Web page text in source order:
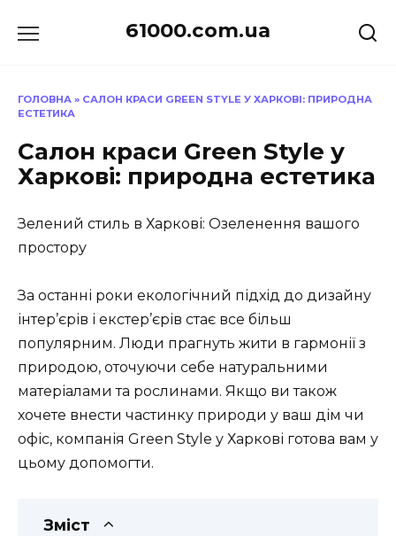
до
61000.com.ua
ГОЛОВНА » САЛОН КРАСИ GREEN STYLE У ХАРКОВІ: ПРИРОДНА
ЕСТЕТИКА
Салон краси Green Style у
Харкові: природна естетика
Зелений стиль в Харкові: Озеленення вашого
простору
За останні роки екологічний підхід до дизайну
інтер’єрів і екстер’єрів стає все більш
популярним. Люди прагнуть жити в гармонії з
природою, оточуючи себе натуральними
матеріалами та рослинами. Якщо ви також
хочете внести частинку природи у ваш дім чи
офіс, компанія Green Style у Харкові готова вам у
цьому допомогти.
Зміст